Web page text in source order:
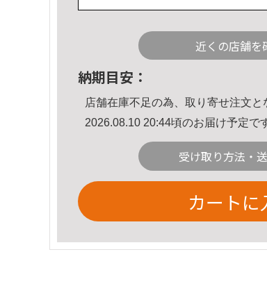
近くの店舗を
納期目安：
店舗在庫不足の為、取り寄せ注文と
2026.08.10 20:44頃のお届け予定で
受け取り方法・
カートに